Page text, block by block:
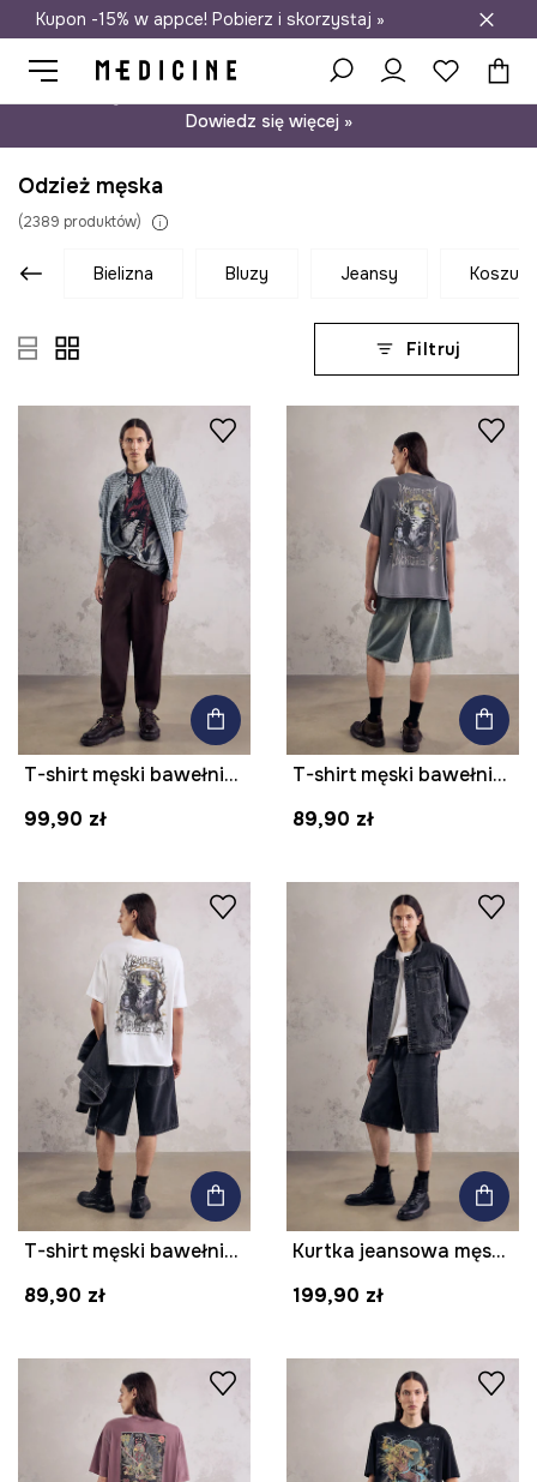
Darmowa dostawa do salonów
Kupon -15% w appce! Pobierz i skorzystaj »
Dowiedz się więcej »
Odzież męska
(2389 produktów)
bielizna bluzy jeansy koszule
Filtruj
T-shirt męski bawełniany z elastanem z kolekcji Mythical Creatures
99,90 zł
T-shirt męski bawełniany z nadrukiem z kolekcji Mythical Creatures
89,90 zł
T-shirt męski bawełniany z nadrukiem z kolekcji Mythical Creatures
89,90 zł
Kurtka jeansowa męska z haftami z kolekcji Mythical Creatures
199,90 zł